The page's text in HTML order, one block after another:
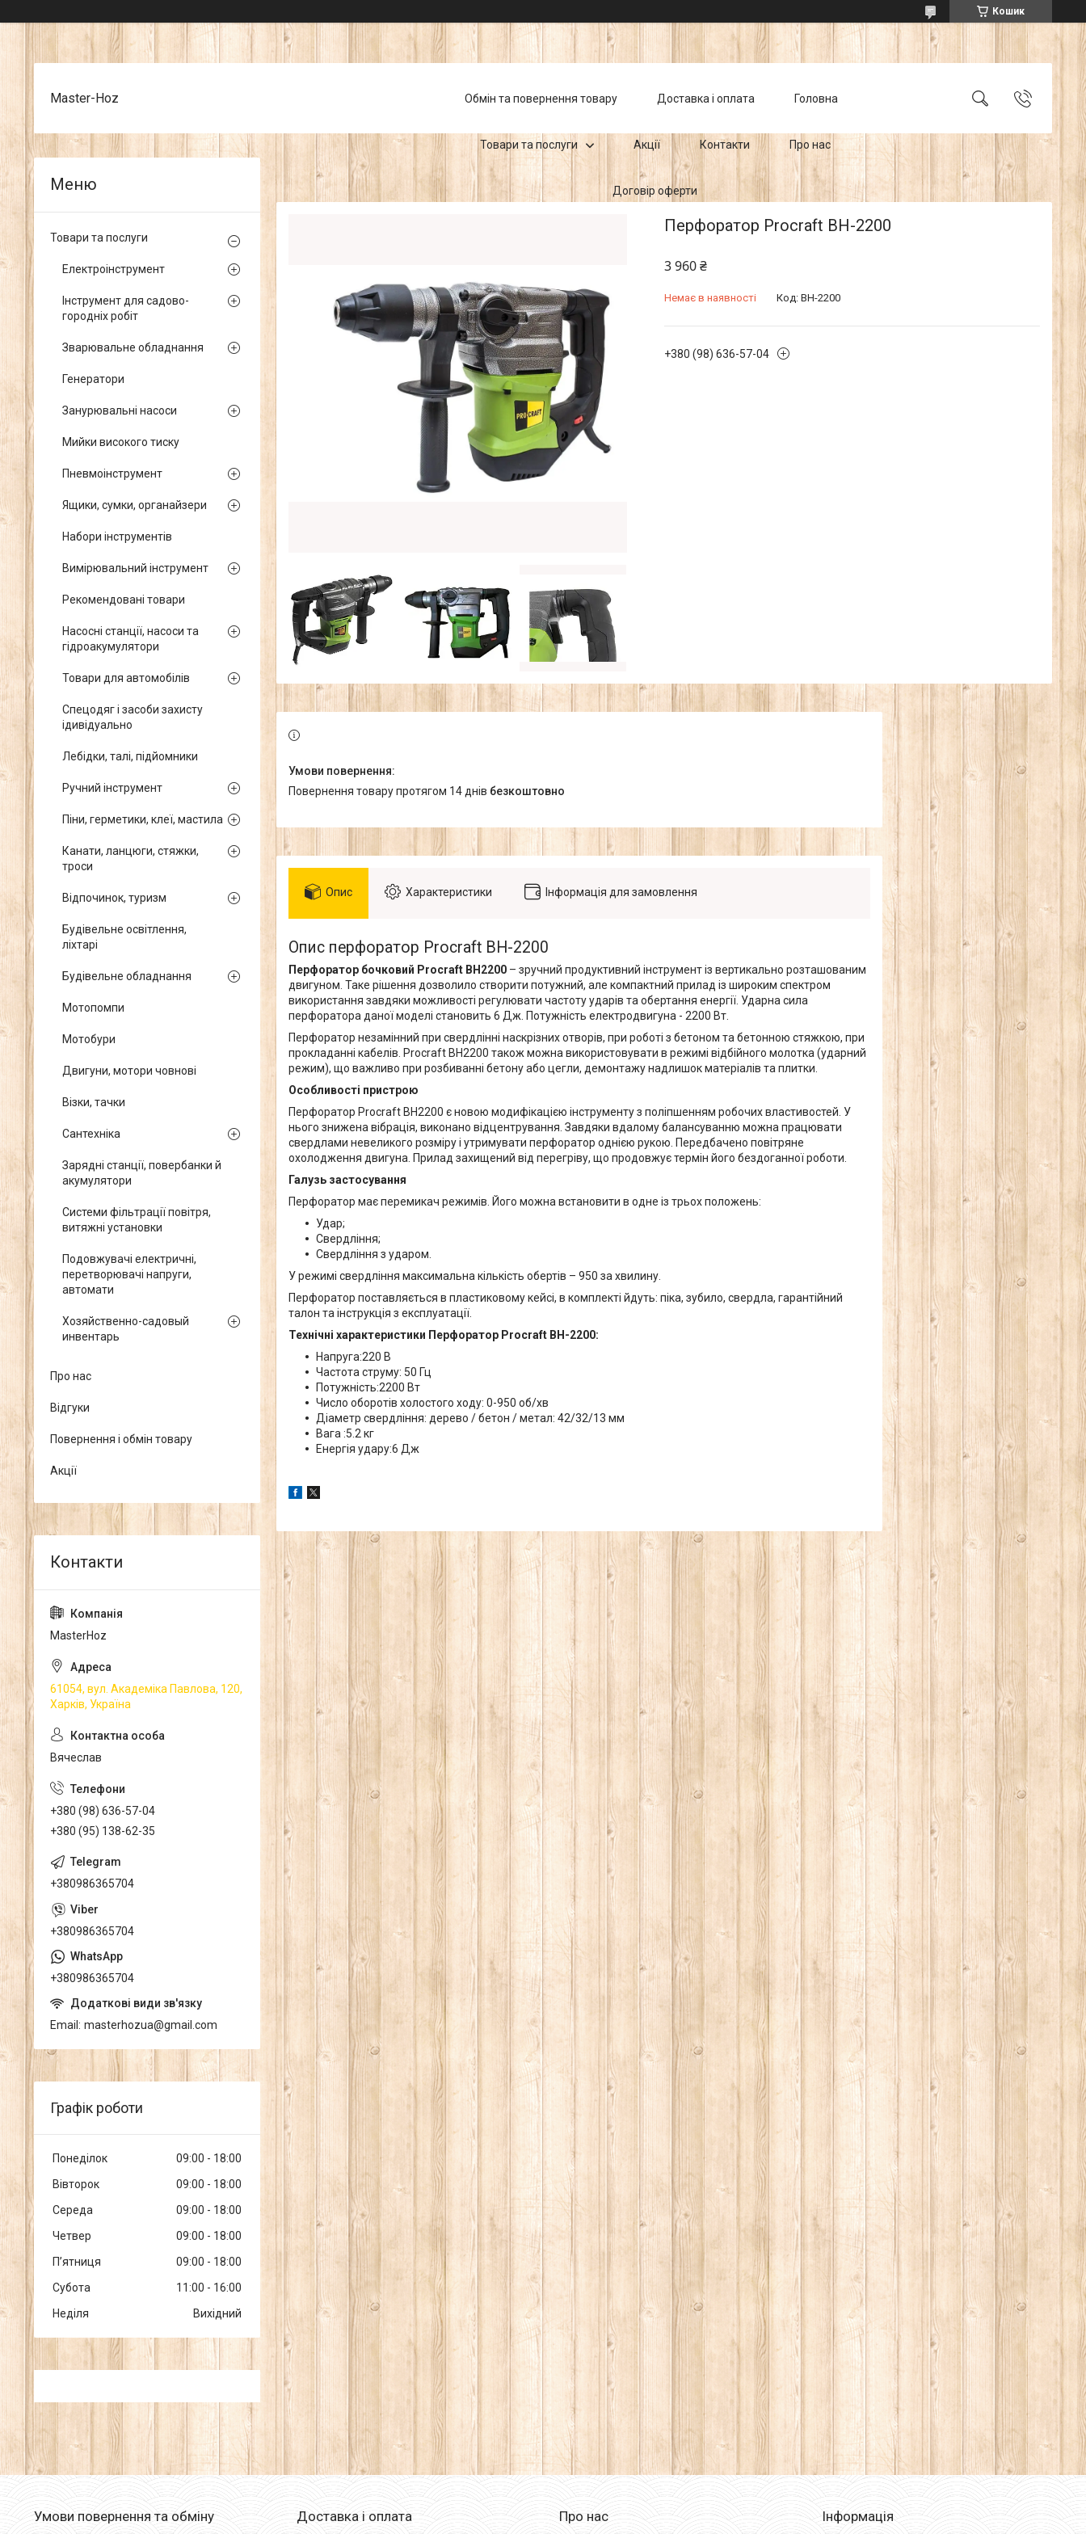
Кошик
Master-Hoz Обмін та повернення товару Доставка і оплата Головна
Товари та послуги Акції Контакти Про нас
Договір оферти
Перфоратор Procraft BH-2200
3 960 ₴
Немає в наявності Код: BH-2200
+380 (98) 636-57-04
повернення товару протягом 14 днів безкоштовно
Опис Характеристики Інформація для замовлення
Опис перфоратор Procraft BH-2200
Перфоратор бочковий Procraft BH2200 – зручний продуктивний інструмент із вертикально розташованим
двигуном. Таке рішення дозволило створити потужний, але компактний прилад із широким спектром
використання завдяки можливості регулювати частоту ударів та обертання енергії. Ударна сила
перфоратора даної моделі становить 6 Дж. Потужність електродвигуна - 2200 Вт.
Перфоратор незамінний при свердлінні наскрізних отворів, при роботі з бетоном та бетонною стяжкою, при
прокладанні кабелів. Procraft BH2200 також можна використовувати в режимі відбійного молотка (ударний
режим), що важливо при розбиванні бетону або цегли, демонтажу надлишок матеріалів та плитки.
Особливості пристрою
Перфоратор Procraft BH2200 є новою модифікацією інструменту з поліпшенням робочих властивостей. У
нього знижена вібрація, виконано відцентрування. Завдяки вдалому балансуванню можна працювати
свердлами невеликого розміру і утримувати перфоратор однією рукою. Передбачено повітряне
охолодження двигуна. Прилад захищений від перегріву, що продовжує термін його бездоганної роботи.
Галузь застосування
Перфоратор має перемикач режимів. Його можна встановити в одне із трьох положень:
Удар;
Свердління;
Свердління з ударом.
У режимі свердління максимальна кількість обертів – 950 за хвилину.
Перфоратор поставляється в пластиковому кейсі, в комплекті йдуть: піка, зубило, свердла, гарантійний
талон та інструкція з експлуатації.
Технічні характеристики Перфоратор Procraft BH-2200:
Напруга:220 В
Частота струму: 50 Гц
Потужність:2200 Вт
Число оборотів холостого ходу: 0-950 об/хв
Діаметр свердління: дерево / бетон / метал: 42/32/13 мм
Вага :5.2 кг
Енергія удару:6 Дж
Товари та послуги
Електроінструмент
Інструмент для садово-
городніх робіт
Зварювальне обладнання
Генератори
Занурювальні насоси
Мийки високого тиску
Пневмоінструмент
Ящики, сумки, органайзери
Набори інструментів
Вимірювальний інструмент
Рекомендовані товари
Насосні станції, насоси та
гідроакумулятори
Товари для автомобілів
Спецодяг і засоби захисту
ідивідуально
Лебідки, талі, підйомники
Ручний інструмент
Піни, герметики, клеї, мастила
Канати, ланцюги, стяжки,
троси
Відпочинок, туризм
Будівельне освітлення,
ліхтарі
Будівельне обладнання
Мотопомпи
Мотобури
Двигуни, мотори човнові
Візки, тачки
Сантехніка
Зарядні станції, повербанки й
акумулятори
Системи фільтрації повітря,
витяжні установки
Подовжувачі електричні,
перетворювачі напруги,
автомати
Хозяйственно-садовый
инвентарь
Про нас
Відгуки
Повернення і обмін товару
Акції
MasterHoz
61054, вул. Академіка Павлова, 120,
Харків, Україна
Вячеслав
+380 (98) 636-57-04
+380 (95) 138-62-35
+380986365704
+380986365704
+380986365704
Email masterhozua@gmail.com
Графік роботи
Понеділок 09:00
18:00
Вівторок
09:00
18:00
Середа
09:00
18:00
Четвер
09:00
18:00
Пʼятниця
09:00
18:00
Субота
11:00
16:00
Неділя
Вихідний
Умови повернення та обміну Доставка і оплата Про нас Інформація